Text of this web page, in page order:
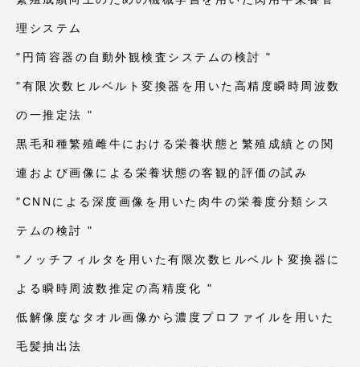
理システム
"円筒容器の自動外観検査システムの検討 "
"有限次数ヒルベルト変換器を用いた高精度瞬時周波数
の一推定法 "
黒毛和種繁殖雌牛における栄養状態と繁殖成績との関
連および画像による栄養状態の客観的評価の試み
"CNNによる深度画像を用いた肉牛の栄養度分類シス
テムの検討 "
"ノッチフィルタを用いた有限次数ヒルベルト変換器に
よる瞬時周波数推定の高精度化 "
低解像度なタオル画像から濃度プロファイルを用いた
毛髪抽出法